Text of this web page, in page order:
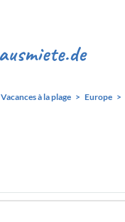
Vacances à la plage Europe